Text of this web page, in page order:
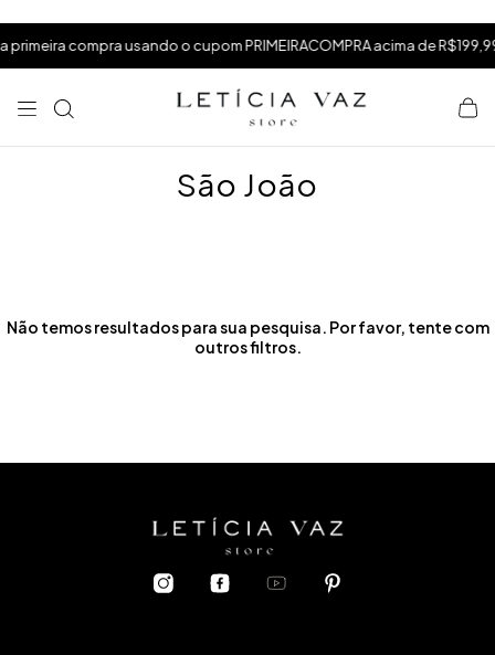
compra usando o cupom PRIMEIRACOMPRA acima de R$199,99
São João
Não temos resultados para sua pesquisa. Por favor, tente com
outros filtros.